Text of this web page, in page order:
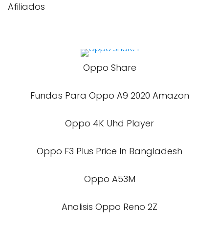
Afiliados
Oppo Share
Fundas Para Oppo A9 2020 Amazon
Oppo 4K Uhd Player
Oppo F3 Plus Price In Bangladesh
Oppo A53M
Analisis Oppo Reno 2Z